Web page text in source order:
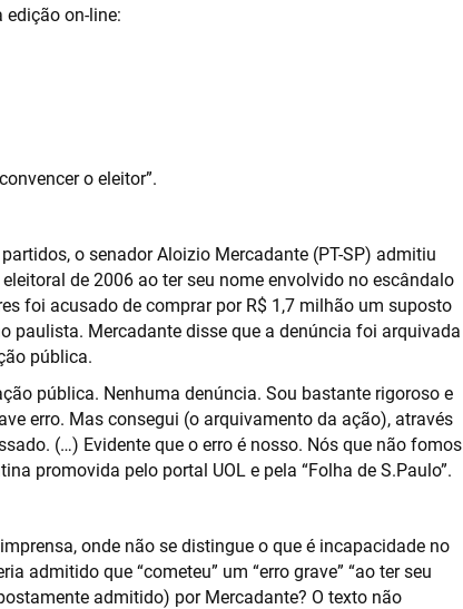
edição on-line:
o eleitor”.
o senador Aloizio Mercadante (PT-SP) admitiu
de 2006 ao ter seu nome envolvido no escândalo
foi acusado de comprar por R$ 1,7 milhão um suposto
paulista. Mercadante disse que a denúncia foi arquivada
pública.
pública. Nenhuma denúncia. Sou bastante rigoroso e
erro. Mas consegui (o arquivamento da ação), através
(…) Evidente que o erro é nosso. Nós que não fomos
promovida pelo portal UOL e pela “Folha de S.Paulo”.
onde não se distingue o que é incapacidade no
admitido que “cometeu” um “erro grave” “ao ter seu
admitido) por Mercadante? O texto não